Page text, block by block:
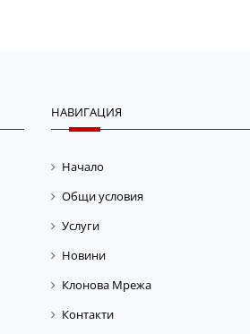
НАВИГАЦИЯ
Начало
Общи условия
Услуги
Новини
Клонова Мрежа
Контакти